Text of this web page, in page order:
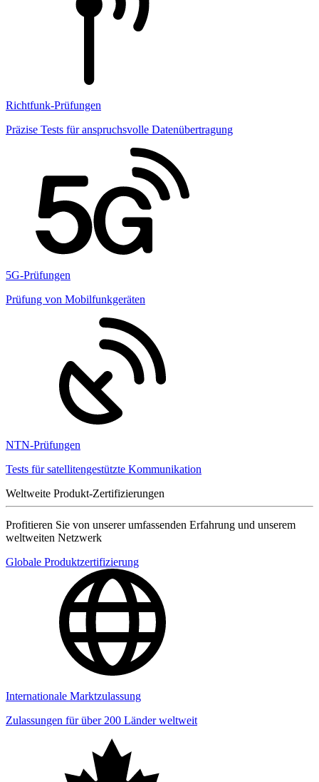
Richtfunk-Prüfungen
Präzise Tests für anspruchsvolle Datenübertragung
5G-Prüfungen
Prüfung von Mobilfunkgeräten
NTN-Prüfungen
Tests für satellitengestützte Kommunikation
Weltweite Produkt-Zertifizierungen
Profitieren Sie von unserer umfassenden Erfahrung und unserem
weltweiten Netzwerk
Globale Produktzertifizierung
Internationale Marktzulassung
Zulassungen für über 200 Länder weltweit